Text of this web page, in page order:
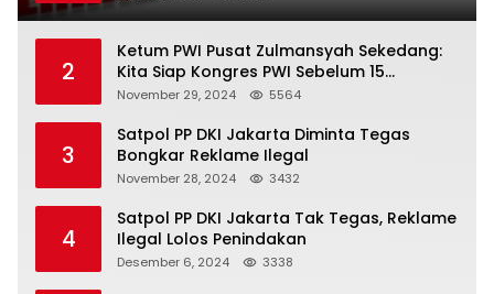
2
Ketum PWI Pusat Zulmansyah Sekedang:
Kita Siap Kongres PWI Sebelum 15
Desember 2024
November 29, 2024 5564
3
Satpol PP DKI Jakarta Diminta Tegas
Bongkar Reklame Ilegal
November 28, 2024 3432
4
Satpol PP DKI Jakarta Tak Tegas, Reklame
Ilegal Lolos Penindakan
Desember 6, 2024 3338